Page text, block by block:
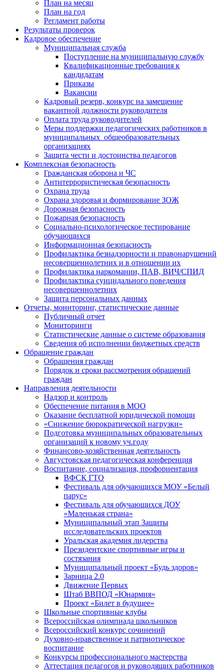
План на месяц
План на год
Регламент работы
Результаты проверок
Кадровое обеспечение
Муниципальная служба
Поступление на муниципальную службу
Квалификационные требования к
кандидатам
Приказы
Вакансии
Кадровый резерв, конкурс на замещение
вакантной должности руководителя
Оплата труда руководителей
Меры поддержки педагогических работников в
муниципальных общеобразовательных
организациях
Защита чести и достоинства педагогов
Комплексная безопасность
Гражданская оборона и ЧС
Антитеррористическая безопасность
Охрана труда
Охрана здоровья и формирование ЗОЖ
Дорожная безопасность
Пожарная безопасность
Социально-психологическое тестирование
обучающихся
Информационная безопасность
Профилактика безнадзорности и правонарушений
несовершеннолетних и в отношении их
Профилактика наркомании, ПАВ, ВИЧ/СПИД
Профилактика суицидального поведения
несовершеннолетних
Защита персональных данных
Отчеты, мониторинг, статистические данные
Публичный отчет
Мониторинги
Статистические данные о системе образования
Сведения об исполнении бюджетных средств
Обращение граждан
Обращения граждан
Порядок и сроки рассмотрения обращений
граждан
Направления деятельности
Надзор и контроль
Обеспечение питания в МОО
Оказание бесплатной юридической помощи
«Снижение бюрократической нагрузки»
Подготовка муниципальных образовательных
организаций к новому уч.году
Финансово-хозяйственная деятельность
Августовская педагогическая конференция
Воспитание, социализация, профориентация
ВФСК ГТО
Фестиваль для обучающихся МОУ «Белый
парус»
Фестиваль для обучающихся ДОУ
«Маленькая страна»
Муниципальный этап Защиты
исследовательских проектов
Уральская академия лидерства
Президентские спортивные игры и
состязания
Муниципальный проект «Будь здоров»
Зарница 2.0
Движение Первых
Штаб ВВПОД «Юнармия»
Проект «Билет в будущее»
Школьные спортивные клубы
Всероссийская олимпиада школьников
Всероссийский конкурс сочинений
Духовно-нравственное и патриотическое
воспитание
Конкурсы профессионального мастерства
Аттестация педагогов и руководящих работников